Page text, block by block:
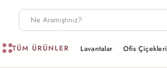
TÜM ÜRÜNLER Lavantalar Ofis Çiçekleri